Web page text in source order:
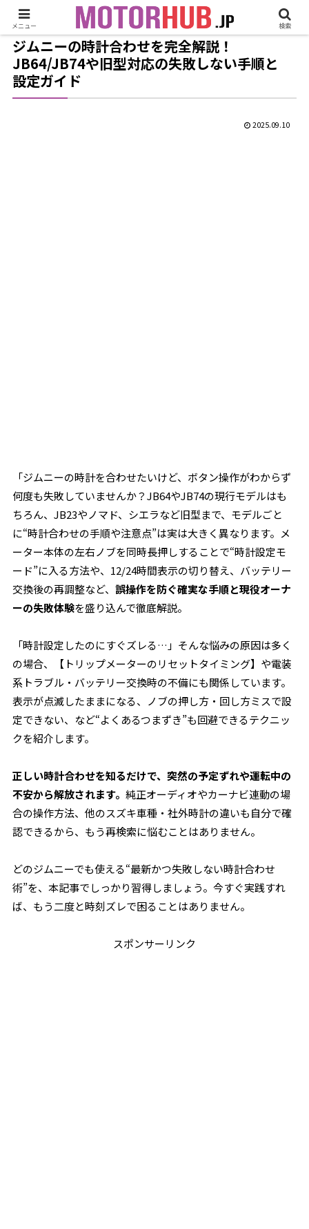
ジムニーの時計合わせを完全解説！
JB64/JB74や旧型対応の失敗しない手順と
設定ガイド
2025.09.10
「ジムニーの時計を合わせたいけど、ボタン操作がわからず
何度も失敗していませんか？JB64やJB74の現行モデルはも
ちろん、JB23やノマド、シエラなど旧型まで、モデルごと
に“時計合わせの手順や注意点”は実は大きく異なります。メ
ーター本体の左右ノブを同時長押しすることで“時計設定モ
ード”に入る方法や、12/24時間表示の切り替え、バッテリー
交換後の再調整など、誤操作を防ぐ確実な手順と現役オーナ
ーの失敗体験を盛り込んで徹底解説。
「時計設定したのにすぐズレる…」そんな悩みの原因は多く
の場合、【トリップメーターのリセットタイミング】や電装
系トラブル・バッテリー交換時の不備にも関係しています。
表示が点滅したままになる、ノブの押し方・回し方ミスで設
定できない、など“よくあるつまずき”も回避できるテクニッ
クを紹介します。
正しい時計合わせを知るだけで、突然の予定ずれや運転中の
不安から解放されます。純正オーディオやカーナビ連動の場
合の操作方法、他のスズキ車種・社外時計の違いも自分で確
認できるから、もう再検索に悩むことはありません。
どのジムニーでも使える“最新かつ失敗しない時計合わせ
術”を、本記事でしっかり習得しましょう。今すぐ実践すれ
ば、もう二度と時刻ズレで困ることはありません。
スポンサーリンク
メニュー 検索